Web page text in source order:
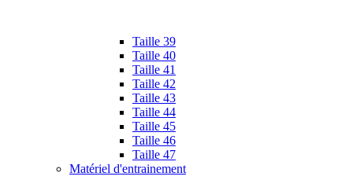
Taille 39
Taille 40
Taille 41
Taille 42
Taille 43
Taille 44
Taille 45
Taille 46
Taille 47
Matériel d'entrainement